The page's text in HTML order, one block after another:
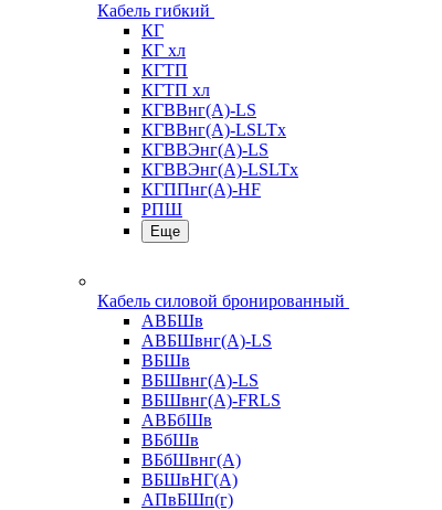
Кабель гибкий
КГ
КГ хл
КГТП
КГТП хл
КГВВнг(А)-LS
КГВВнг(А)-LSLTx
КГВВЭнг(А)-LS
КГВВЭнг(А)-LSLTx
КГППнг(А)-HF
РПШ
Еще
Кабель силовой бронированный
АВБШв
АВБШвнг(А)-LS
ВБШв
ВБШвнг(А)-LS
ВБШвнг(А)-FRLS
АВБбШв
ВБбШв
ВБбШвнг(А)
ВБШвНГ(А)
АПвБШп(г)